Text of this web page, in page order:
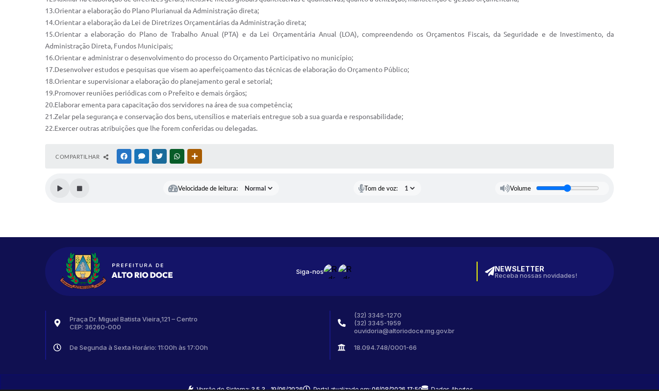
13.Orientar a elaboração do Plano Plurianual da Administração direta;
14.Orientar a elaboração da Lei de Diretrizes Orçamentárias da Administração direta;
15.Orientar a elaboração do Plano de Trabalho Anual (PTA) e da Lei Orçamentária Anual (LOA), compreendendo os Orçamentos Fiscais, da Seguridade e de Investimento, da
Administração Direta, Fundos Municipais;
16.Orientar e administrar o desenvolvimento do processo do Orçamento Participativo no município;
17.Desenvolver estudos e pesquisas que visem ao aperfeiçoamento das técnicas de elaboração do Orçamento Público;
18.Orientar e supervisionar a elaboração do planejamento geral e setorial;
19.Promover reuniões periódicas com o Prefeito e demais órgãos;
20.Elaborar ementa para capacitação dos servidores na área de sua competência;
21.Zelar pela segurança e conservação dos bens, utensílios e materiais entregue sob a sua guarda e responsabilidade;
22.Exercer outras atribuições que lhe forem conferidas ou delegadas.
COMPARTILHAR FACEBOOKMESSENGER
TWITTERWHATSAPP
Velocidade de leitura: Tom de voz: Volume
Praça Dr. Miguel Batista Vieira,121 – Centro
CEP: 36260-000
(32) 3345-1270
(32) 3345-1959
ouvidoria@altoriodoce.mg.gov.br
De Segunda à Sexta Horário: 11:00h às 17:00h 18.094.748/0001-66
Siga-nos NEWSLETTER
Receba nossas novidades!
Versão do Sistema:3.5.3 - 19/06/2026 Portal atualizado em:06/08/2026 17:50 Dados Abertos